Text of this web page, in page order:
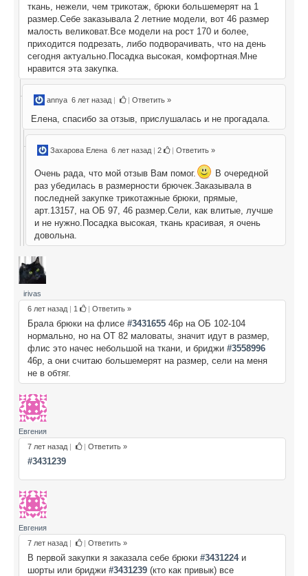
ткань, нежели, чем трикотаж, брюки большемерят на 1
размер.Себе заказывала 2 летние модели, вот 46 размер
малость великоват.Все модели на рост 170 и более,
приходится подрезать, либо подворачивать, что на день
сегодня актуально.Посадка высокая, комфортная.Мне
нравится эта закупка.
annya 6 лет назад | | Ответить »
Елена, спасибо за отзыв, прислушалась и не прогадала.
Захарова Елена 6 лет назад | 2 | Ответить »
Очень рада, что мой отзыв Вам помог.
В очередной
раз убедилась в размерности брючек.Заказывала в
последней закупке трикотажные брюки, прямые,
арт.13157, на ОБ 97, 46 размер.Сели, как влитые, лучше
и не нужно.Посадка высокая, ткань красивая, я очень
довольна.
irivas
6 лет назад | 1 | Ответить »
Брала брюки на флисе #3431655 46р на ОБ 102-104
нормально, но на ОТ 82 маловаты, значит идут в размер,
флис это начес небольшой на ткани, и бриджи #3558996
46р, а они считаю большемерят на размер, сели на меня
не в обтяг.
Евгения
7 лет назад | | Ответить »
#3431239
Евгения
7 лет назад | | Ответить »
В первой закупки я заказала себе брюки #3431224и
шорты или бриджи #3431239 (кто как привык) все